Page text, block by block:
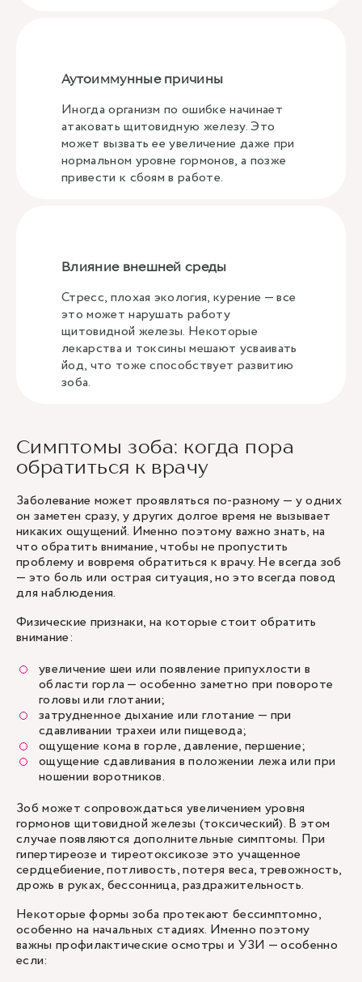
Аутоиммунные причины
Иногда организм по ошибке начинает
атаковать щитовидную железу. Это
может вызвать ее увеличение даже при
нормальном уровне гормонов, а позже
привести к сбоям в работе.
Влияние внешней среды
Стресс, плохая экология, курение — все
это может нарушать работу
щитовидной железы. Некоторые
лекарства и токсины мешают усваивать
йод, что тоже способствует развитию
зоба.
Симптомы зоба: когда пора
обратиться к врачу
Заболевание может проявляться по-разному — у одних
он заметен сразу, у других долгое время не вызывает
никаких ощущений. Именно поэтому важно знать, на
что обратить внимание, чтобы не пропустить
проблему и вовремя обратиться к врачу. Не всегда зоб
— это боль или острая ситуация, но это всегда повод
для наблюдения.
Физические признаки, на которые стоит обратить
внимание:
увеличение шеи или появление припухлости в
области горла — особенно заметно при повороте
головы или глотании;
затрудненное дыхание или глотание — при
сдавливании трахеи или пищевода;
ощущение кома в горле, давление, першение;
ощущение сдавливания в положении лежа или при
ношении воротников.
Зоб может сопровождаться увеличением уровня
гормонов щитовидной железы (токсический). В этом
случае появляются дополнительные симптомы. При
гипертиреозе и тиреотоксикозе это учащенное
сердцебиение, потливость, потеря веса, тревожность,
дрожь в руках, бессонница, раздражительность.
Некоторые формы зоба протекают бессимптомно,
особенно на начальных стадиях. Именно поэтому
важны профилактические осмотры и УЗИ — особенно
если: